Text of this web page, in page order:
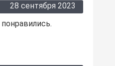
28 сентября 2023